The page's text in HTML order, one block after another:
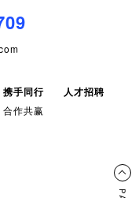
携手同行
合作共赢
人才招聘